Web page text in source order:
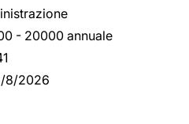
- 20000 annuale
8/2026